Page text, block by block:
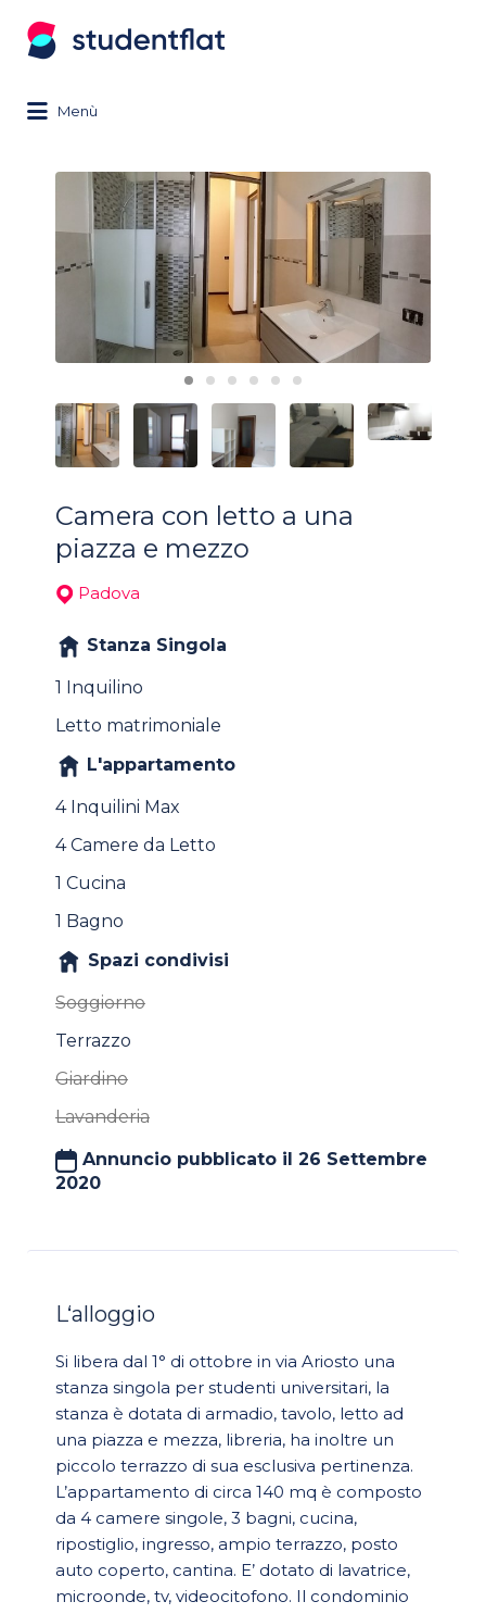
for:
Menù
Camera con letto a una
piazza e mezzo
Padova
Stanza Singola
1 Inquilino
Letto matrimoniale
L'appartamento
4 Inquilini Max
4 Camere da Letto
1 Cucina
1 Bagno
Spazi condivisi
Soggiorno
Terrazzo
Giardino
Lavanderia
Annuncio pubblicato il 26 Settembre
2020
L‘alloggio
Si libera dal 1° di ottobre in via Ariosto una
stanza singola per studenti universitari, la
stanza è dotata di armadio, tavolo, letto ad
una piazza e mezza, libreria, ha inoltre un
piccolo terrazzo di sua esclusiva pertinenza.
L’appartamento di circa 140 mq è composto
da 4 camere singole, 3 bagni, cucina,
ripostiglio, ingresso, ampio terrazzo, posto
auto coperto, cantina. E’ dotato di lavatrice,
microonde, tv, videocitofono. Il condominio